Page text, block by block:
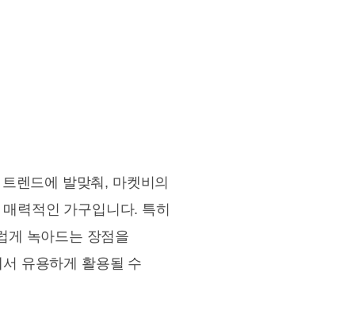
렌드에 발맞춰, 마켓비의
력적인 가구입니다. 특히
게 녹아드는 장점을
유용하게 활용될 수